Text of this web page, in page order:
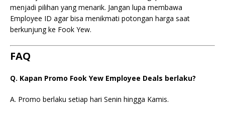
menjadi pilihan yang menarik. Jangan lupa membawa
Employee ID agar bisa menikmati potongan harga saat
berkunjung ke Fook Yew.
FAQ
Q. Kapan Promo Fook Yew Employee Deals berlaku?
A. Promo berlaku setiap hari Senin hingga Kamis.